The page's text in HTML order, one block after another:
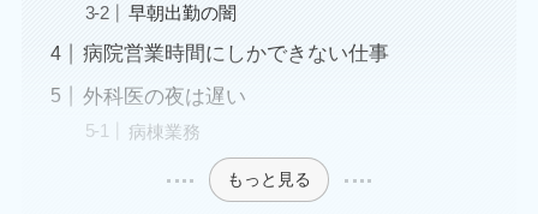
早朝出勤の闇
病院営業時間にしかできない仕事
外科医の夜は遅い
病棟業務
もっと見る